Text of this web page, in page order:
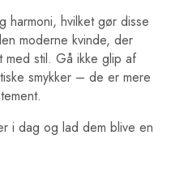
harmoni, hvilket gør disse
moderne kvinde, der
med stil. Gå ikke glip af
smykker – de er mere
i dag og lad dem blive en